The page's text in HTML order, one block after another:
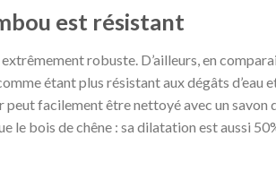
est résistant
robuste. D’ailleurs, en
étant plus résistant aux dégâts d’eau
peut facilement être nettoyé avec un
le bois de chêne : sa dilatation est aussi